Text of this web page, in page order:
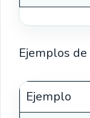
Ejemplos de
Ejemplo